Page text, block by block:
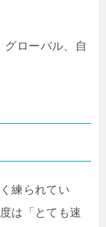
グローバル、自
練られてい
は「とても速